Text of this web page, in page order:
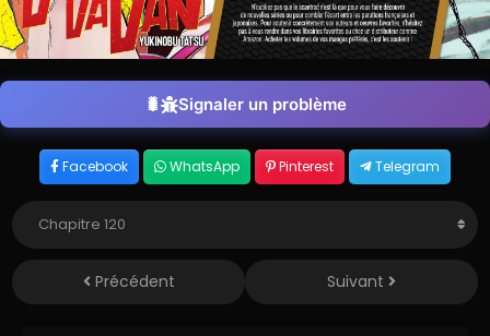
Signaler un problème
Facebook WhatsApp Pinterest Telegram
Précédent Suivant